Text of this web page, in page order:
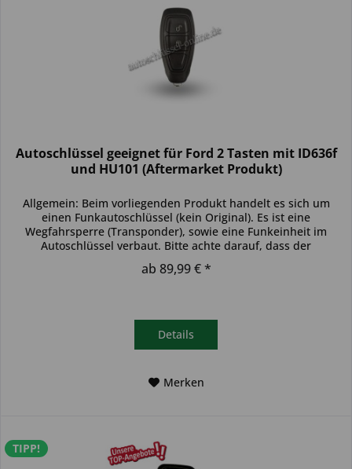
Autoschlüssel geeignet für Ford 2 Tasten mit ID636f
und HU101 (Aftermarket Produkt)
Allgemein: Beim vorliegenden Produkt handelt es sich um
einen Funkautoschlüssel (kein Original). Es ist eine
Wegfahrsperre (Transponder), sowie eine Funkeinheit im
Autoschlüssel verbaut. Bitte achte darauf, dass der
Autoschlüssel deinem...
ab 89,99 € *
Details
Merken
TIPP!